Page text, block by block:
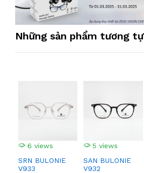
Những sản phẩm tương tự
6 views
SRN BULONIE
V933
5 views
SAN BULONIE
V932